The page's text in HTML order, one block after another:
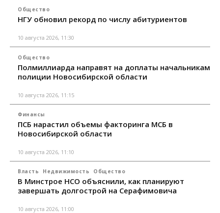
Общество
НГУ обновил рекорд по числу абитуриентов
10 августа 2026, 11:30
Общество
Полмиллиарда направят на доплаты начальникам
полиции Новосибирской области
10 августа 2026, 11:15
Финансы
ПСБ нарастил объемы факторинга МСБ в
Новосибирской области
10 августа 2026, 11:10
Власть Недвижимость Общество
В Минстрое НСО объяснили, как планируют
завершать долгострой на Серафимовича
10 августа 2026, 11:00